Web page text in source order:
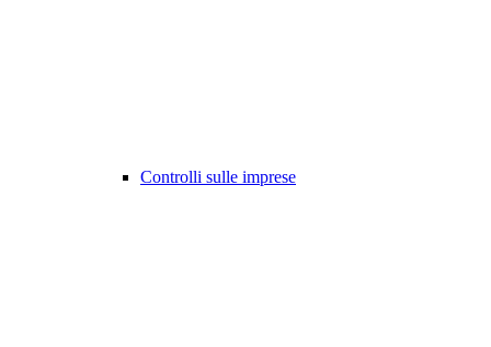
Controlli sulle imprese